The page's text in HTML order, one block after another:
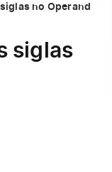
no Operand
siglas